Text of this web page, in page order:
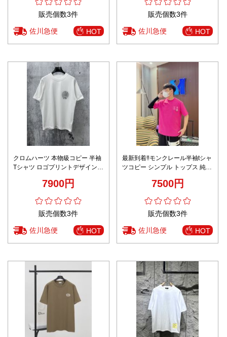
販売個数3件
佐川急便 HOT
販売個数3件
佐川急便 HOT
クロムハーツ 本物級コピー 半袖
Tシャツ ロゴプリントデザイン
7900円
販売個数3件
佐川急便 HOT
最新到着‼モンクレール半袖tシャ
ツコピー シンプル トップス 純綿
7500円
販売個数3件
佐川急便 HOT